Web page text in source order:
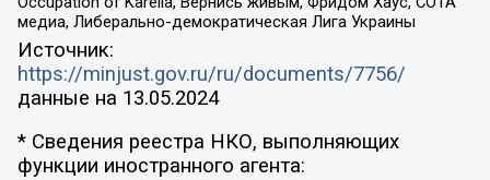
медиа, Либерально-демократическая Лига Украины
Источник:
https://minjust.gov.ru/ru/documents/7756/
данные на 13.05.2024
* Сведения реестра НКО, выполняющих
функции иностранного агента: